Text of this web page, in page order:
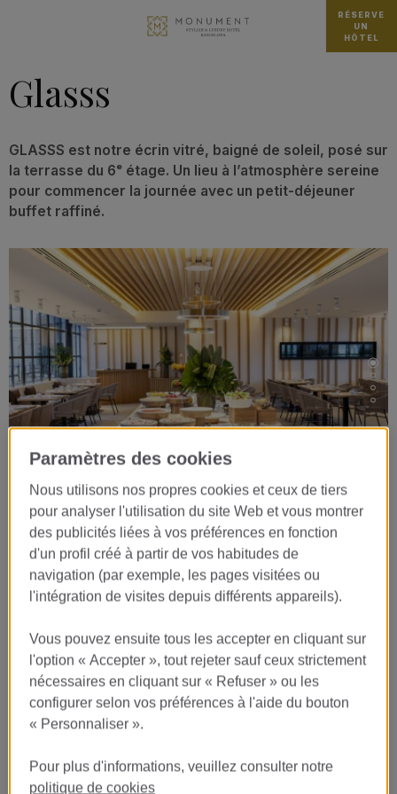
RÉSERVE
UN
HÔTEL
Glasss
GLASSS est notre écrin vitré, baigné de soleil, posé sur
la terrasse du 6ᵉ étage. Un lieu à l’atmosphère sereine
pour commencer la journée avec un petit-déjeuner
buffet raffiné.
Paramètres des cookies
Nous utilisons nos propres cookies et ceux de tiers
pour analyser l'utilisation du site Web et vous montrer
des publicités liées à vos préférences en fonction
d'un profil créé à partir de vos habitudes de
navigation (par exemple, les pages visitées ou
l'intégration de visites depuis différents appareils).
Vous pouvez ensuite tous les accepter en cliquant sur
l'option « Accepter », tout rejeter sauf ceux strictement
nécessaires en cliquant sur « Refuser » ou les
configurer selon vos préférences à l'aide du bouton
« Personnaliser ».
Pour plus d'informations, veuillez consulter notre
politique de cookies